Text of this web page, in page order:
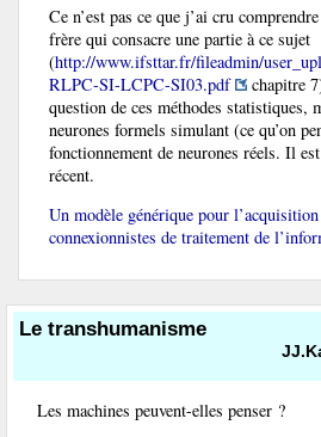
Ce n’est pas ce que j’ai cru
frère qui consacre une partie à ce sujet
(http://www.ifsttar.fr/fileadmin/
RLPC-SI-LCPC-SI03.pdf
chapitre
question de ces méthodes statistiques,
neurones formels simulant (ce qu’on
fonctionnement de neurones réels. Il
récent.
Un modèle générique pour
connexionnistes de traitement de
Le transhumanisme
Les machines peuvent-elles penser ?